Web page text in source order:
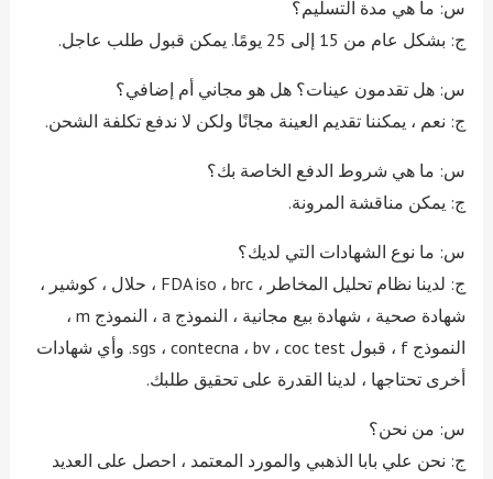
س: ما هي مدة التسليم؟
ج: بشكل عام من 15 إلى 25 يومًا. يمكن قبول طلب عاجل.
س: هل تقدمون عينات؟ هل هو مجاني أم إضافي؟
ج: نعم ، يمكننا تقديم العينة مجانًا ولكن لا ندفع تكلفة الشحن.
س: ما هي شروط الدفع الخاصة بك؟
ج: يمكن مناقشة المرونة.
س: ما نوع الشهادات التي لديك؟
ج: لدينا نظام تحليل المخاطر ، FDA iso ، brc ، حلال ، كوشير ،
شهادة صحية ، شهادة بيع مجانية ، النموذج a ، النموذج m ،
النموذج f ، قبول sgs ، contecna ، bv ، coc test. وأي شهادات
أخرى تحتاجها ، لدينا القدرة على تحقيق طلبك.
س: من نحن؟
ج: نحن علي بابا الذهبي والمورد المعتمد ، احصل على العديد